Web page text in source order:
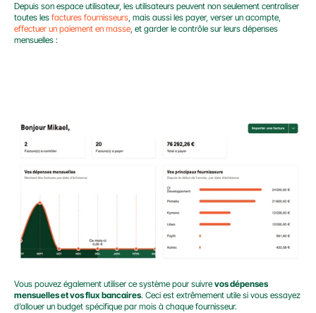
Depuis son espace utilisateur, les utilisateurs peuvent non seulement centraliser
toutes les factures fournisseurs
effectuer un paiement en masse, et garder le contrôle sur leurs dépenses
mensuelles :
Vous pouvez également utiliser ce système pour suivre vos dépenses
mensuelles et vos flux bancaires. Ceci est extrêmement utile si vous essayez
d’allouer un budget spécifique par mois à chaque fournisseur.